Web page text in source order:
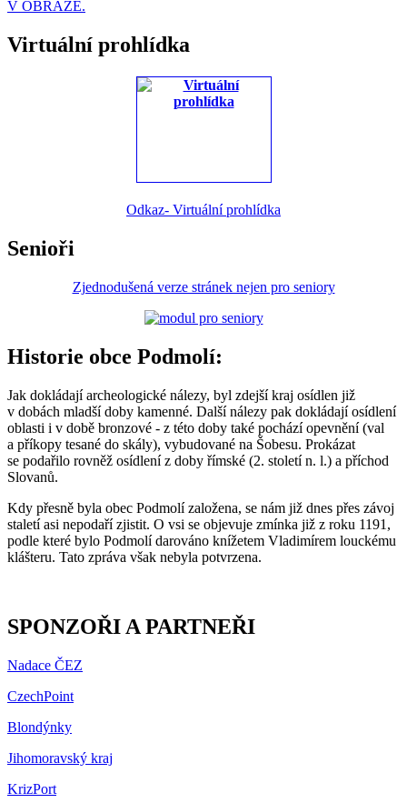
V OBRAZE.
Virtuální prohlídka
Odkaz- Virtuální prohlídka
Senioři
Zjednodušená verze stránek nejen pro seniory
Historie obce Podmolí:
Jak dokládají archeologické nálezy, byl zdejší kraj osídlen již
v dobách mladší doby kamenné. Další nálezy pak dokládají osídlení
oblasti i v době bronzové - z této doby také pochází opevnění (val
a příkopy tesané do skály), vybudované na Šobesu. Prokázat
se podařilo rovněž osídlení z doby římské (2. století n. l.) a příchod
Slovanů.
Kdy přesně byla obec Podmolí založena, se nám již dnes přes závoj
staletí asi nepodaří zjistit. O vsi se objevuje zmínka již z roku 1191,
podle které bylo Podmolí darováno knížetem Vladimírem louckému
klášteru. Tato zpráva však nebyla potvrzena.
SPONZOŘI A PARTNEŘI
Nadace ČEZ
CzechPoint
Blondýnky
Jihomoravský kraj
KrizPort